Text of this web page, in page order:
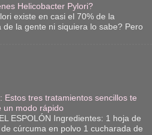
Helicobacter Pylori?
existe en casi el 70% de la
la gente ni siquiera lo sabe? Pero
Estos tres tratamientos sencillos te
un modo rápido
ESPOLÓN Ingredientes: 1 hoja de
cúrcuma en polvo 1 cucharada de